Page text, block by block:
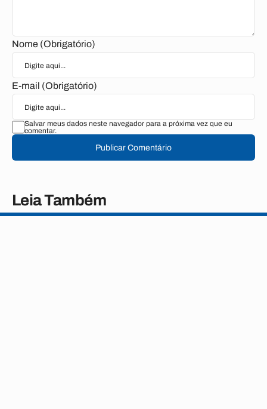
Nome (Obrigatório)
E-mail (Obrigatório)
Salvar meus dados neste navegador para a próxima vez que eu
comentar.
Publicar Comentário
Leia Também